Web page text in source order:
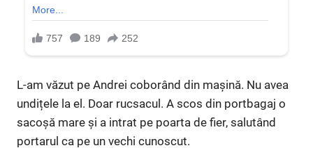
L-am văzut pe Andrei coborând din mașină. Nu avea
undițele la el. Doar rucsacul. A scos din portbagaj o
sacoșă mare și a intrat pe poarta de fier, salutând
portarul ca pe un vechi cunoscut.